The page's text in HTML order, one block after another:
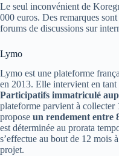
Le seul inconvénient de
000 euros. Des remarques
forums de discussions sur
Lymo
Lymo est une plateforme
en 2013. Elle intervient en tant
Participatifs immatriculé
plateforme parvient à
propose un rendement entre
est déterminée au prorata
s’effectue au bout de 12 mois
projet.